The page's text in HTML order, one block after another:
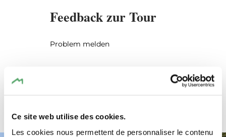
Ce site web utilise des cookies.
Les cookies nous permettent de personnaliser le contenu
Feedback zur Tour
Problem melden